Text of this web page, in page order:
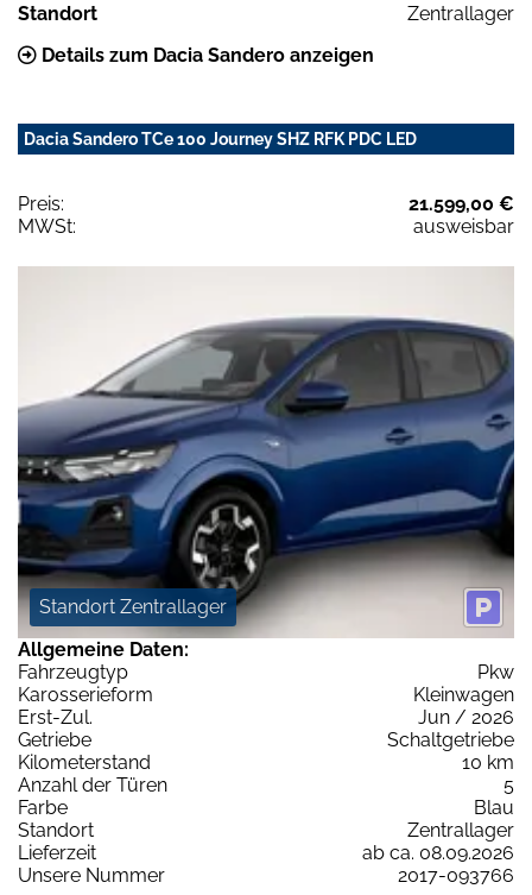
Standort
Zentrallager
Details zum Dacia Sandero anzeigen
Dacia Sandero TCe 100 Journey SHZ RFK PDC LED
Preis:
21.599,00 €
MWSt:
ausweisbar
Standort Zentrallager
Allgemeine Daten:
Fahrzeugtyp
Pkw
Karosserieform
Kleinwagen
Erst-Zul.
Jun / 2026
Getriebe
Schaltgetriebe
Kilometerstand
10 km
Anzahl der Türen
5
Farbe
Blau
Standort
Zentrallager
Lieferzeit
ab ca. 08.09.2026
Unsere Nummer
2017-093766